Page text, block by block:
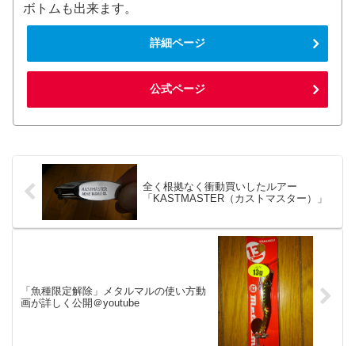
ボトムも出来ます。
詳細ページ
公式ページ
全く根拠なく衝動買いしたルアー
「KASTMASTER（カストマスター）」
「魚種限定解除」メタルマルの使い方動
画が詳しく公開＠youtube